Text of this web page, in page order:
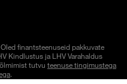
Oled finantsteenuseid pakkuvate
Kindlustus ja LHV Varahaldus
tutvu teenuse tingimustega
.